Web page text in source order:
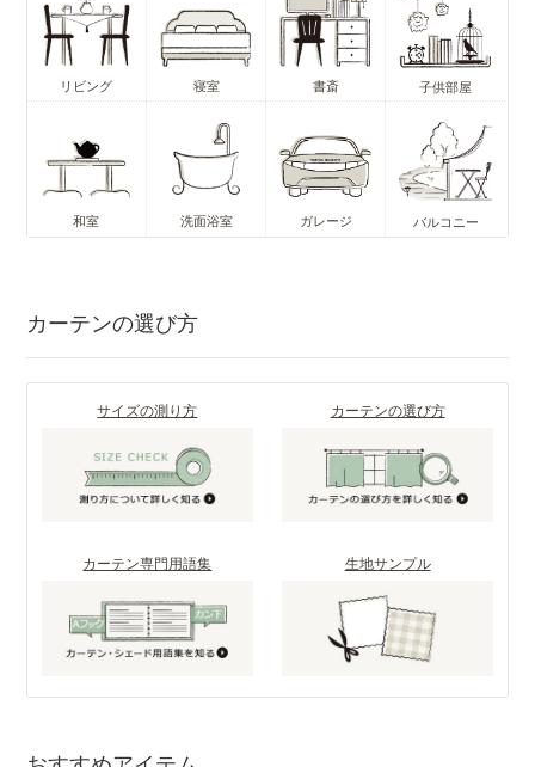
リビング 寝室 書斎 子供部屋
和室 洗面浴室 ガレージ バルコニー
カーテンの選び方
サイズの測り方 カーテンの選び方
カーテン専門用語集 生地サンプル